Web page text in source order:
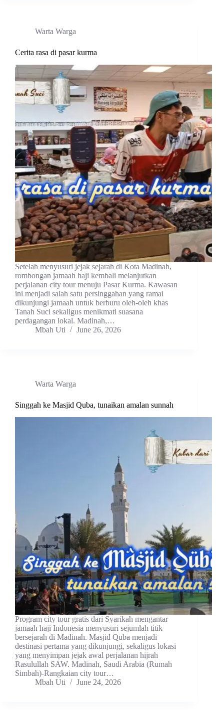
Warta Warga
Cerita rasa di pasar kurma
Setelah menyusuri jejak sejarah di Kota Madinah,
rombongan jamaah haji kembali melanjutkan
perjalanan city tour menuju Pasar Kurma. Kawasan
ini menjadi salah satu persinggahan yang ramai
dikunjungi jamaah untuk berburu oleh-oleh khas
Tanah Suci sekaligus menikmati suasana
perdagangan lokal. Madinah,…
Mbah Uti
June 26, 2026
Warta Warga
Singgah ke Masjid Quba, tunaikan amalan sunnah
Program city tour gratis dari Syarikah mengantar
jamaah haji Indonesia menyusuri sejumlah titik
bersejarah di Madinah. Masjid Quba menjadi
destinasi pertama yang dikunjungi, sekaligus lokasi
yang menyimpan jejak awal perjalanan hijrah
Rasulullah SAW. Madinah, Saudi Arabia (Rumah
Simbah)-Rangkaian city tour…
Mbah Uti
June 24, 2026